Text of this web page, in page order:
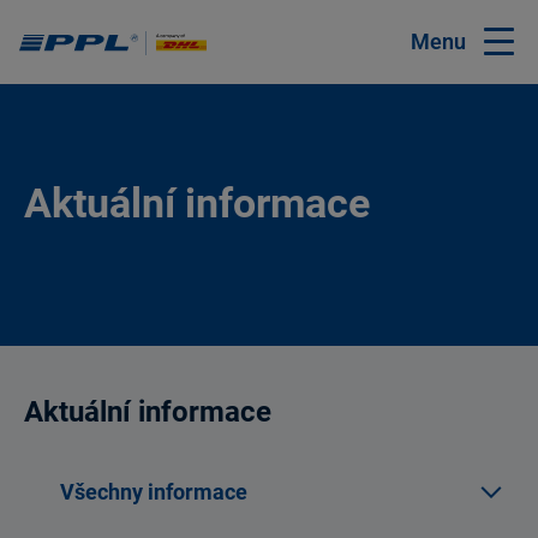
Menu
Aktuální informace
Aktuální informace
Všechny informace